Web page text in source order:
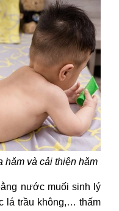
hăm và cải thiện hăm
nước muối sinh lý
lá trầu không,… thấm